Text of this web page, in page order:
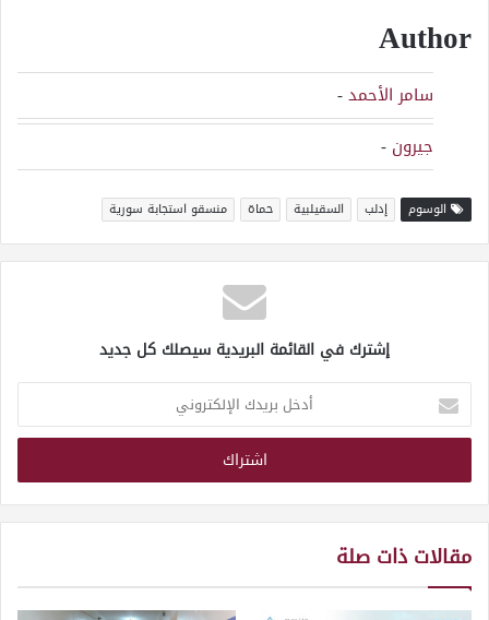
Author
سامر الأحمد-
جيرون -
الوسوم إدلب السقيلبية حماة منسقو استجابة سورية
إشترك في القائمة البريدية سيصلك كل جديد
أدخل
بريدك
الإلكتروني
مقالات ذات صلة